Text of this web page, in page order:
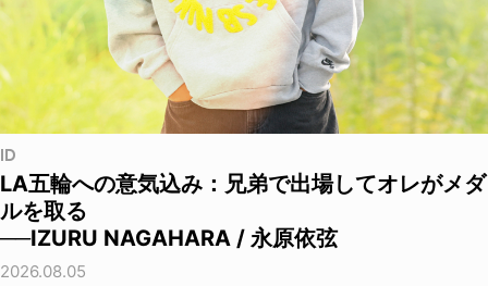
ID
LA五輪への意気込み：兄弟で出場してオレがメダ
ルを取る
──IZURU NAGAHARA / 永原依弦
2026.08.05